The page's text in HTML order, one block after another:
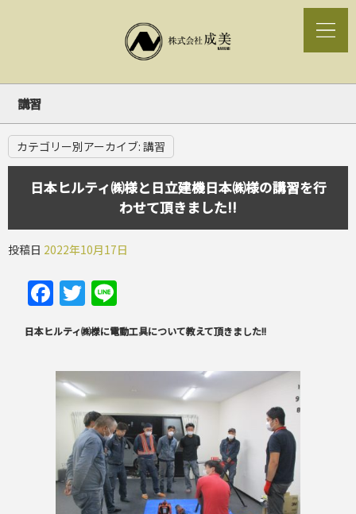
講習
カテゴリー別アーカイブ: 講習
日本ヒルティ㈱様と日立建機日本㈱様の講習を行
わせて頂きました!!
投稿日 2022年10月17日
Facebook
Twitter
日本ヒルティ㈱様に電動工具について教えて頂きました!!